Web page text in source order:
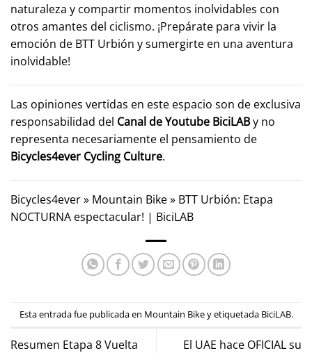
naturaleza y compartir momentos inolvidables con
otros amantes del ciclismo. ¡Prepárate para vivir la
emoción de BTT Urbión y sumergirte en una aventura
inolvidable!
Las opiniones vertidas en este espacio son de exclusiva
responsabilidad del Canal de Youtube BiciLABy no
representa necesariamente el pensamiento de
Bicycles4ever Cycling Culture.
Bicycles4ever» Mountain Bike» BTT Urbión: Etapa
NOCTURNA espectacular! | BiciLAB
Esta entrada fue publicada en Mountain Bikey etiquetada BiciLAB.
Resumen Etapa 8 Vuelta
El UAE hace OFICIAL su